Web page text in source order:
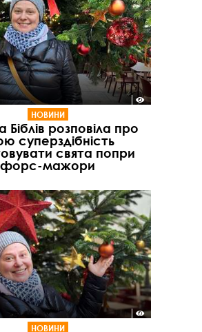
НОВИНИ
Біблів розповіла про
суперздібність
свята попри
форс-мажори
НОВИНИ